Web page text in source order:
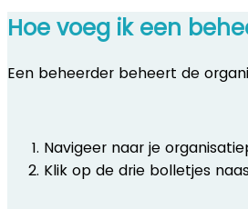
Hoe voeg ik een
Een beheerder beheert de
Navigeer naar je
Klik op de drie bolletjes